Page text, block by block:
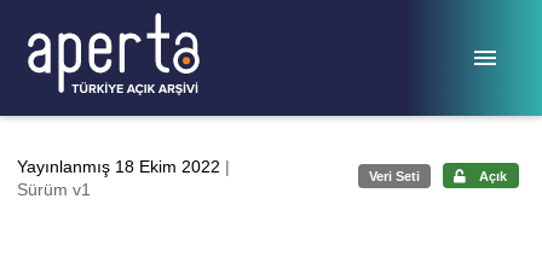
Yayınlanmış 18 Ekim 2022 |
Sürüm v1
Veri Seti Açık